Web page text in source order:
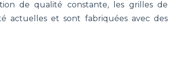
de qualité constante, les grilles de
actuelles et sont fabriquées avec des